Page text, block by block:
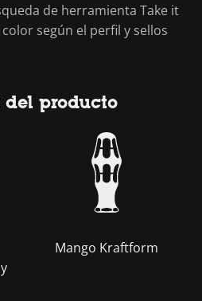
de herramienta Take it
según el perfil y sellos
producto
Mango Kraftform